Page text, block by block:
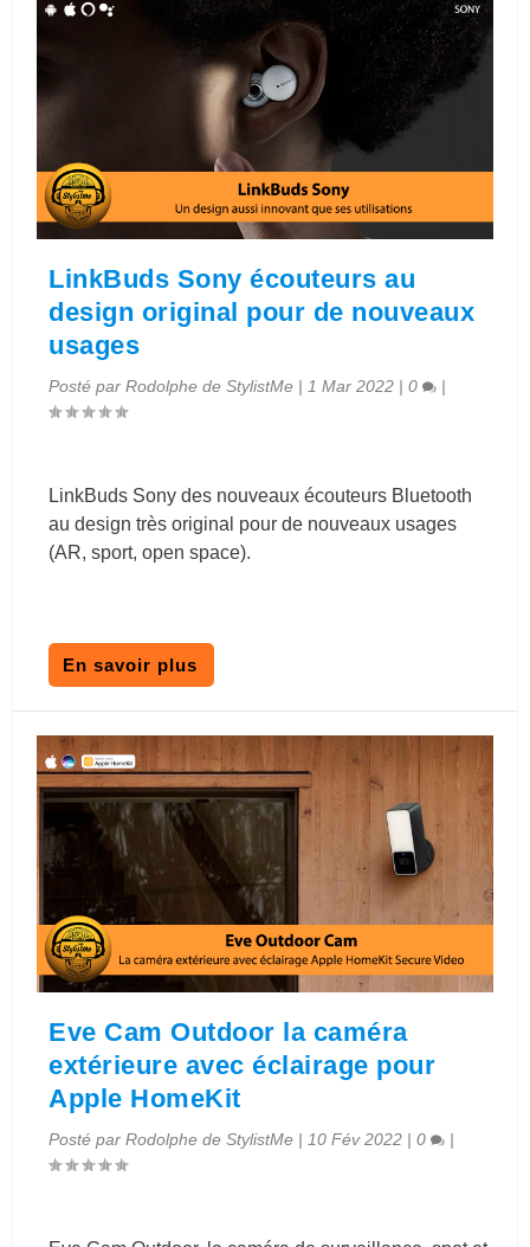
LinkBuds Sony écouteurs au
design original pour de nouveaux
usages
Posté parRodolphe de StylistMe |1 Mar 2022 |0 |
LinkBuds Sony des nouveaux écouteurs Bluetooth
au design très original pour de nouveaux usages
(AR, sport, open space).
En savoir plus
Eve Cam Outdoor la caméra
extérieure avec éclairage pour
Apple HomeKit
Posté parRodolphe de StylistMe |10 Fév 2022 |0 |